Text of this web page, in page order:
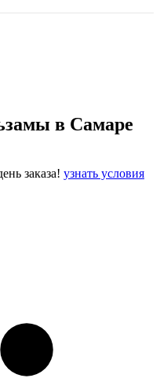
в Самаре
заказа! узнать условия